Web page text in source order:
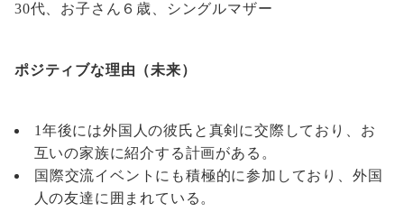
30代、お子さん６歳、シングルマザー
ポジティブな理由（未来）
1年後には外国人の彼氏と真剣に交際しており、お
互いの家族に紹介する計画がある。
国際交流イベントにも積極的に参加しており、外国
人の友達に囲まれている。